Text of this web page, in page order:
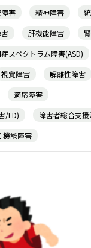
害 精神障害
肝機能障害
スペクトラム障害(ASD)
視覚障害 解離性障害
適応障害
/LD)
障害者総合支援
機能障害